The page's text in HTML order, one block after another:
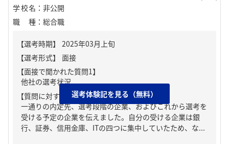
学校名 ： 非公開
職種 ： 総合職
【面接で聞かれた質問1】
他社の選考状況
【質問に対する回答1】
一通りの内定先、選考段階の企業、およびこれから選考を
受ける予定の企業を伝えました。自分の受ける企業は銀
行、証券、信用金庫、ITの四つに集中していたため、な...
選考体験記を見る（無料）